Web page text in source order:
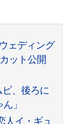
ェディング
ット公開
ビ、後ろに
」
人イ・ギュ